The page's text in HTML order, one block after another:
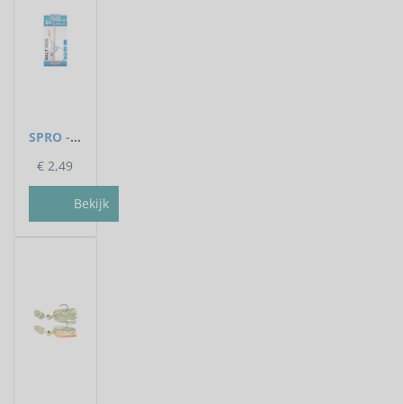
SPRO - Salt Rig 24 Metal Boom Aberdeen 150cm - SPRO
€ 2,49
Bekijk